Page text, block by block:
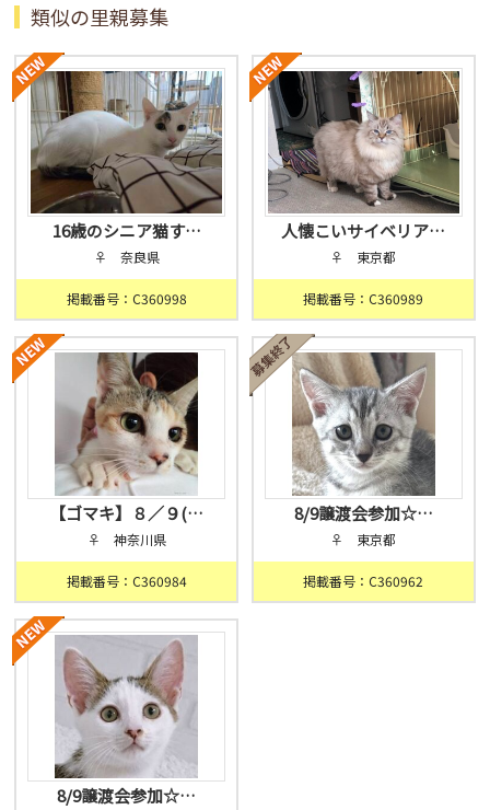
類似の里親募集
16歳のシニア猫す…
♀ 奈良県
掲載番号：C360998
人懐こいサイベリア…
♀ 東京都
掲載番号：C360989
【ゴマキ】８／９(…
♀ 神奈川県
掲載番号：C360984
8/9譲渡会参加☆…
♀ 東京都
掲載番号：C360962
8/9譲渡会参加☆…